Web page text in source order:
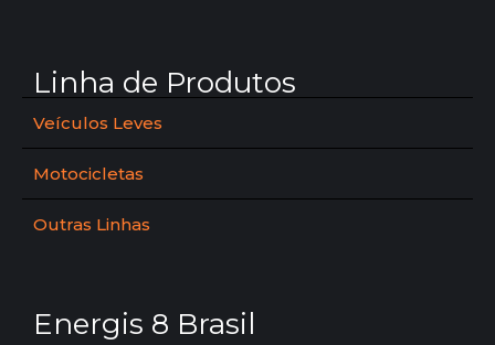
Linha de Produtos
Veículos Leves
Motocicletas
Outras Linhas
Energis 8 Brasil